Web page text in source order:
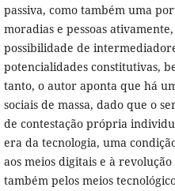
passiva, como também uma
moradias e pessoas
possibilidade de
potencialidades constitutivas,
tanto, o autor aponta que há
sociais de massa, dado que o
de contestação própria
era da tecnologia, uma
aos meios digitais e à
também pelos meios